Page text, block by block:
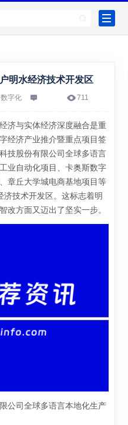
明水经济技术开发区
数字化 711
济与实体经济深度融合是重
经济产业推介暨重点项目签
技股份有限公司全球多语言
业自动化项目、卡奥斯数字
章丘大学城电商基地项目等
技术开发区。这标志着明
改方面又迈出了坚实一步。
公司全球多语言本地化生产